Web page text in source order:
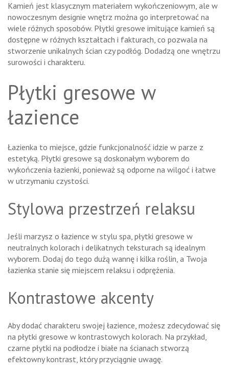
Kamień jest klasycznym materiałem wykończeniowym, ale w
nowoczesnym designie wnętrz można go interpretować na
wiele różnych sposobów. Płytki gresowe imitujące kamień są
dostępne w różnych kształtach i fakturach, co pozwala na
stworzenie unikalnych ścian czy podłóg. Dodadzą one wnętrzu
surowości i charakteru.
Płytki gresowe w
łazience
Łazienka to miejsce, gdzie funkcjonalność idzie w parze z
estetyką. Płytki gresowe są doskonałym wyborem do
wykończenia łazienki, ponieważ są odporne na wilgoć i łatwe
w utrzymaniu czystości.
Stylowa przestrzeń relaksu
Jeśli marzysz o łazience w stylu spa, płytki gresowe w
neutralnych kolorach i delikatnych teksturach są idealnym
wyborem. Dodaj do tego dużą wannę i kilka roślin, a Twoja
łazienka stanie się miejscem relaksu i odprężenia.
Kontrastowe akcenty
Aby dodać charakteru swojej łazience, możesz zdecydować się
na płytki gresowe w kontrastowych kolorach. Na przykład,
czarne płytki na podłodze i białe na ścianach stworzą
efektowny kontrast, który przyciągnie uwagę.